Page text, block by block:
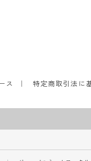
ス 特定商取引法に